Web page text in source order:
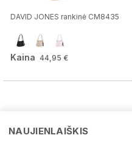
DAVID JONES rankinė CM8435
Kaina 44,95 €
NAUJIENLAIŠKIS